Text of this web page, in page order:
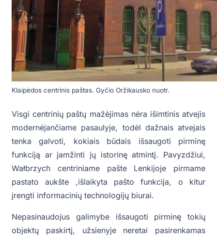
Klaipėdos centrinis paštas. Gyčio Oržikausko nuotr.
Visgi centrinių paštų mažėjimas nėra išimtinis atvejis
modernėjančiame pasaulyje, todėl dažnais atvejais
tenka galvoti, kokiais būdais išsaugoti pirminę
funkciją ar įamžinti jų istorinę atmintį. Pavyzdžiui,
Wałbrzych centriniame pašte Lenkijoje pirmame
pastato aukšte ,išlaikyta pašto funkcija, o kitur
įrengti informacinių technologijų biurai.
Nepasinaudojus galimybe išsaugoti pirminę tokių
objektų paskirtį, užsienyje neretai pasirenkamas